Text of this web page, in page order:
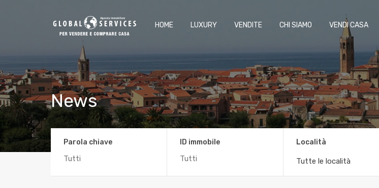
HOME LUXURY VENDITE CHI SIAMO VENDI CASA
News
Parola chiave ID immobile Località
Tutte le località